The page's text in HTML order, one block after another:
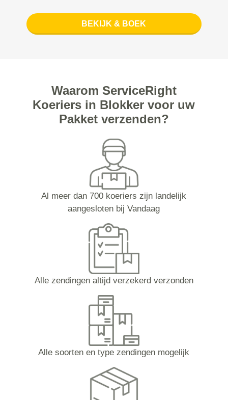
BEKIJK & BOEK
Waarom ServiceRight
Koeriers in Blokker voor uw
Pakket verzenden?
Al meer dan 700 koeriers zijn landelijk
aangesloten bij Vandaag
Alle zendingen altijd verzekerd verzonden
Alle soorten en type zendingen mogelijk